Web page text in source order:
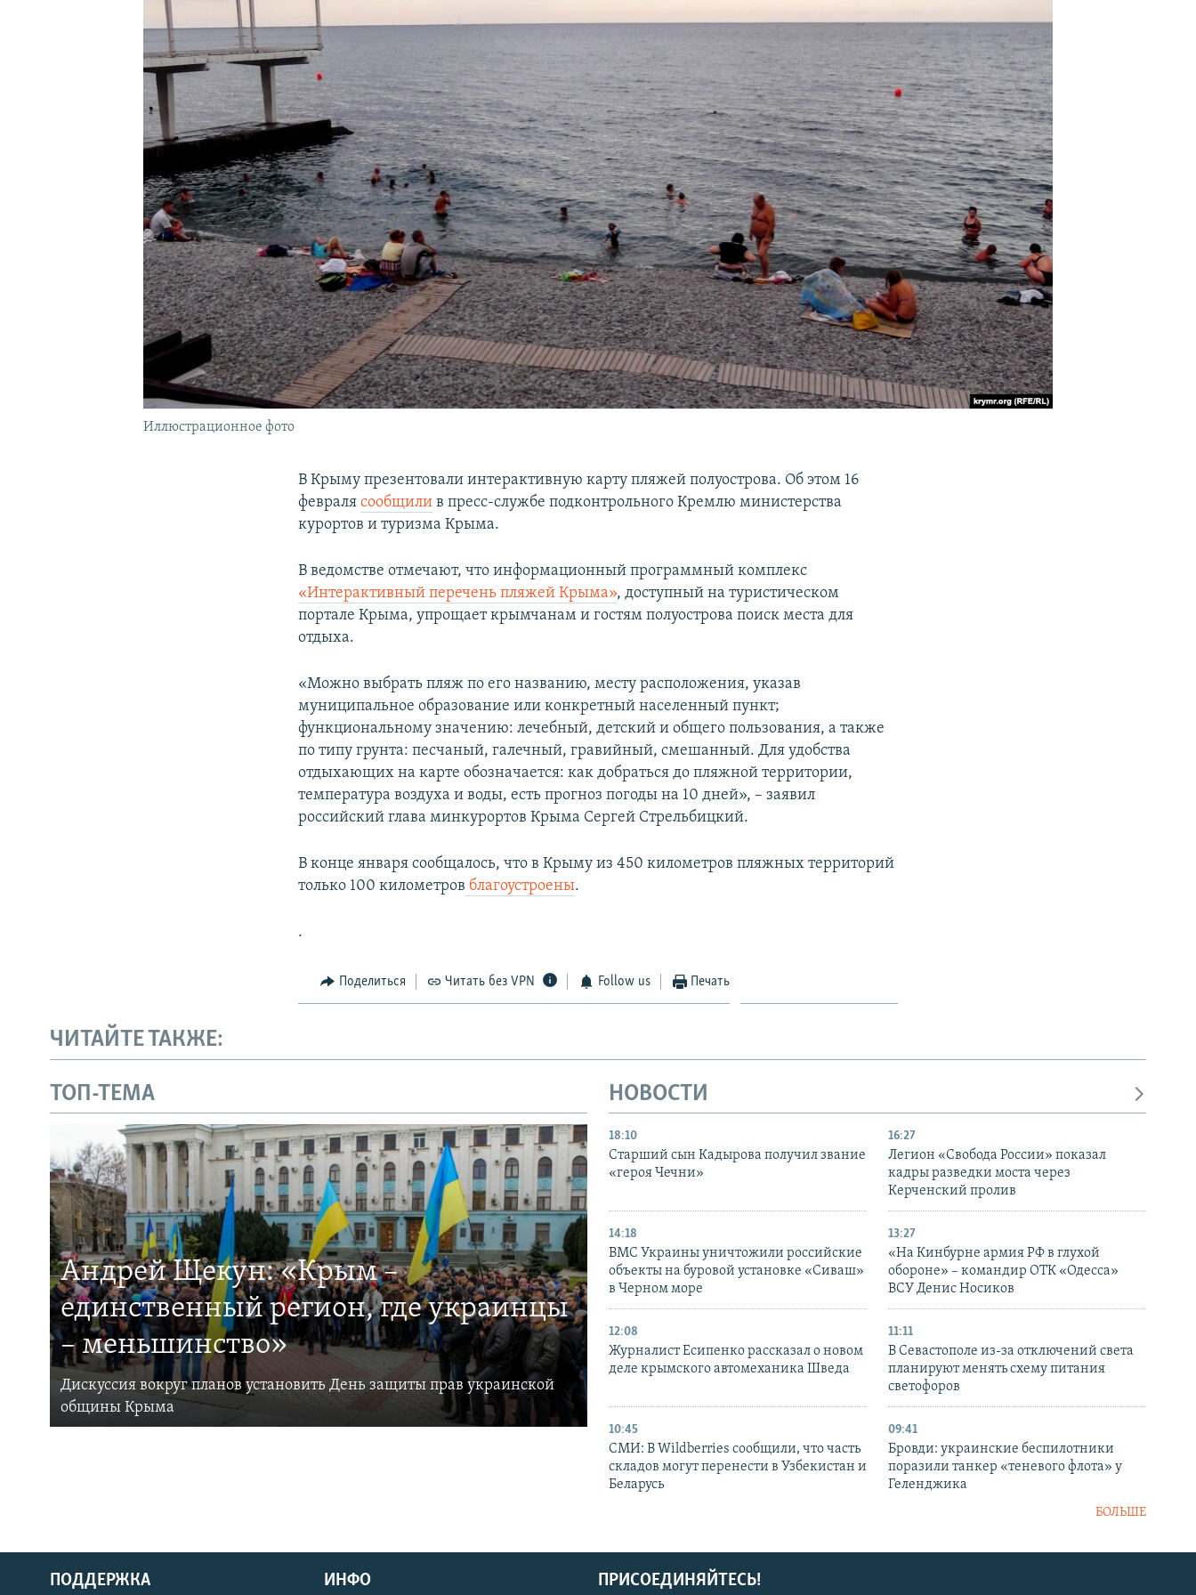
КРЫМ.НЕПОКОРЕННЫЙ
УКРАИНСКАЯ ПРОБЛЕМА КРЫМА
Иллюстрационное фото
В Крыму презентовали интерактивную карту пляжей полуострова. Об этом 16
февралясообщили в пресс-службе подконтрольного Кремлю министерства
курортов и туризма Крыма.
В ведомстве отмечают, что информационный программный комплекс
«Интерактивный перечень пляжей Крыма», доступный на туристическом
портале Крыма, упрощает крымчанам и гостям полуострова поиск места для
отдыха.
«Можно выбрать пляж по его названию, месту расположения, указав
муниципальное образование или конкретный населенный пункт;
функциональному значению: лечебный, детский и общего пользования, а также
по типу грунта: песчаный, галечный, гравийный, смешанный. Для удобства
отдыхающих на карте обозначается: как добраться до пляжной территории,
температура воздуха и воды, есть прогноз погоды на 10 дней», – заявил
российский глава минкурортов Крыма Сергей Стрельбицкий.
В конце января сообщалось, что в Крыму из 450 километров пляжных территорий
только 100 километров благоустроены.
.
Поделиться Читать без VPN Follow us Печать
ЧИТАЙТЕ ТАКЖЕ:
ТОП-ТЕМА
Андрей Щекун: «Крым –
единственный регион, где украинцы
– меньшинство»
Дискуссия вокруг планов установить День защиты прав украинской
общины Крыма
НОВОСТИ
18:10
Старший сын Кадырова получил звание
«героя Чечни»
16:27
Легион «Свобода России» показал
кадры разведки моста через
Керченский пролив
14:18
ВМС Украины уничтожили российские
объекты на буровой установке «Сиваш»
в Черном море
13:27
«На Кинбурне армия РФ в глухой
обороне» – командир ОТК «Одесса»
ВСУ Денис Носиков
12:08
Журналист Есипенко рассказал о новом
деле крымского автомеханика Шведа
11:11
В Севастополе из-за отключений света
планируют менять схему питания
светофоров
10:45
СМИ: В Wildberries сообщили, что часть
складов могут перенести в Узбекистан и
Беларусь
09:41
Бровди: украинские беспилотники
поразили танкер «теневого флота» у
Геленджика
БОЛЬШЕ
ПРИСОЕДИНЯЙТЕСЬ!
ПОДДЕРЖКА ИНФО